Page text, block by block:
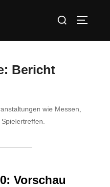
Suchen
Bericht
wie Messen,
Vorschau